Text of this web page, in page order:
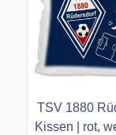
TSV 1880
Kissen | rot,